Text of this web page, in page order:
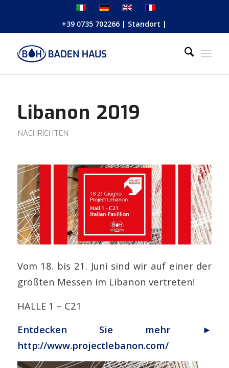
+39 0735 702266 | Standort |
Libanon 2019
NACHRICHTEN
Vom 18. bis 21. Juni sind wir auf einer der
größten Messen im Libanon vertreten!
HALLE 1 – C21
Entdecken Sie mehr ►
http://www.projectlebanon.com/